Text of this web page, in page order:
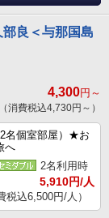
良＜与那国島
4,300円～
（消費税込4,730円～）
2名個室部屋）★お
へ
2名利用時
5,910円/人
税込6,500円/人）